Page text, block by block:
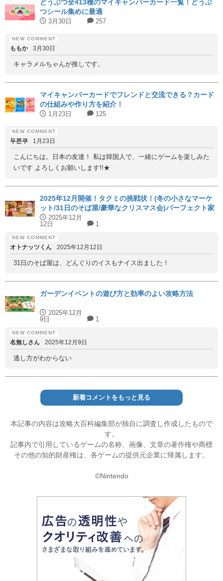
どうぶつ全413種のマイキャンパーカード一覧！どうぶ
つシール集めに最適
3月30日 257
ももか 3月30日
キャラメルちゃんが推しです。
マイキャンパーカードでフレンドと交流できる？カード
の仕組みや作り方を紹介！
1月23日 125
두쫀쿠 1月23日
こんにちは。日本の友達！ 私は韓国人で、一緒にゲームを楽しみた
いです よろしくお願いします!!★
2025年12月開催！タクミの挑戦状！(冬の小さなマーケ
ット/31日のそば屋/豪華なクリスマス会)パーフェクト家
具と代用家具を紹介！【ハッピーホームアカデミー】
2025年12月
12日
1
オトナッツくん 2025年12月12日
31日のそば屋は、どんぐりのイスもナイス出ました！
ガーデンイベントの遊び方と効率のよい攻略方法
2025年12月
9日
1
名無しさん 2025年12月9日
逃し方がわからない
新着コメントをもっと見る
本記事の内容は攻略大百科編集部が独自に調査し作成したもので
す。
記事内で引用しているゲームの名称、画像、文章の著作権や商標
その他の知的財産権は、各ゲームの提供元企業に帰属します。
©Nintendo